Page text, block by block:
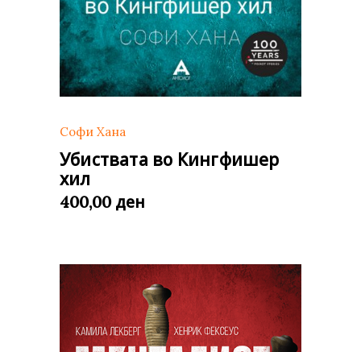
Софи Хана
Убиствата во Кингфишер
хил
400,00 ден